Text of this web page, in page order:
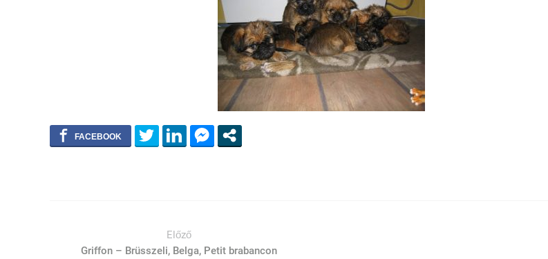
Előző
Griffon – Brüsszeli, Belga, Petit brabancon